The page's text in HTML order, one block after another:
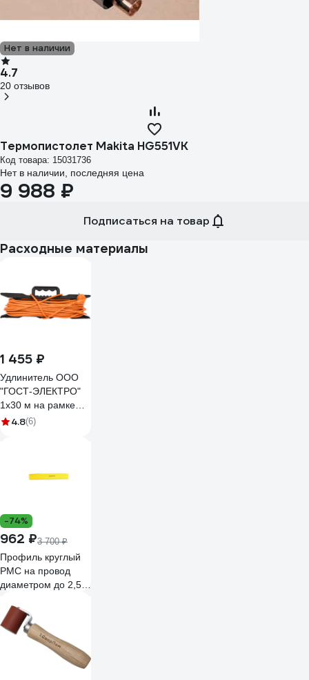
Нет в наличии
4.7
20 отзывов
Термопистолет Makita HG551VK
Код товара: 15031736
Нет в наличии, последняя цена
9 988 ₽
Подписаться на товар
Расходные материалы
1 455 ₽
Удлинитель ООО
"ГОСТ-ЭЛЕКТРО"
1x30 м на рамке
ПВС 2x1,0
4.8(6)
-74%
962 ₽3 700 ₽
Профиль круглый
РМС на провод
диаметром до 2,5
желтый ПК-
ВЛ-025Ж